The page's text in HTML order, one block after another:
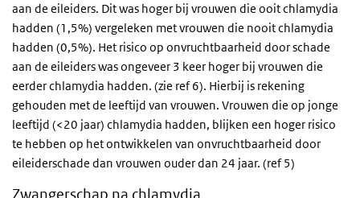
aan de eileiders. Dit was hoger bij vrouwen die ooit chlamydia
hadden (1,5%) vergeleken met vrouwen die nooit chlamydia
hadden (0,5%). Het risico op onvruchtbaarheid door schade
aan de eileiders was ongeveer 3 keer hoger bij vrouwen die
eerder chlamydia hadden. (zie ref 6). Hierbij is rekening
gehouden met de leeftijd van vrouwen. Vrouwen die op jonge
leeftijd (<20 jaar) chlamydia hadden, blijken een hoger risico
te hebben op het ontwikkelen van onvruchtbaarheid door
eileiderschade dan vrouwen ouder dan 24 jaar. (ref 5)